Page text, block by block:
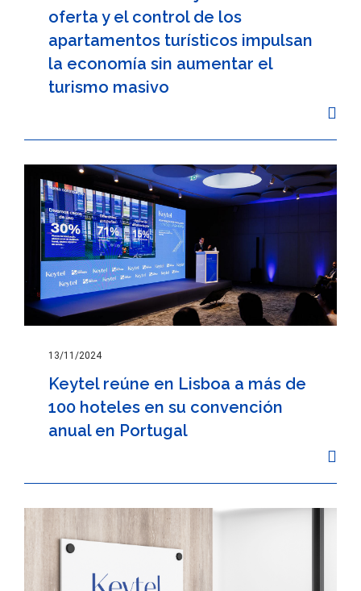
oferta y el control de los
apartamentos turísticos impulsan
la economía sin aumentar el
turismo masivo
13/11/2024
Keytel reúne en Lisboa a más de
100 hoteles en su convención
anual en Portugal